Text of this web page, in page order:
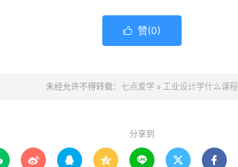
 赞(0)
未经允许不得转载： 七点爱学 » 工业设计学什么课程
分享到
     